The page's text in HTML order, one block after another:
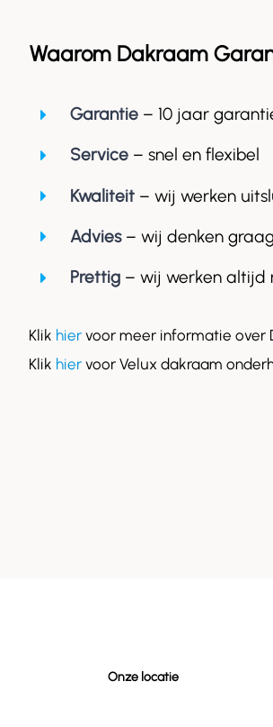
Waarom Dakraam
Garantie– 10 jaar
Service – snel en flexibel
Kwaliteit– wij werken
Advies– wij denken
Prettig– wij werken altijd
Klik hier voor meer informatie over
Klik hier voor Velux dakraam
Onze locatie